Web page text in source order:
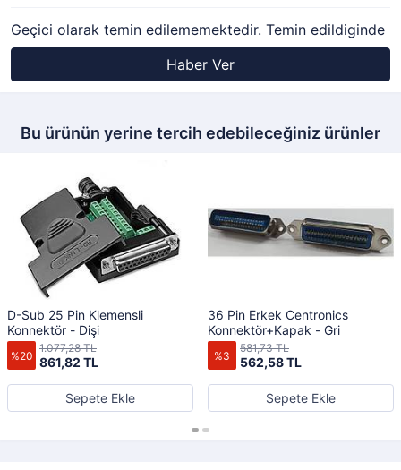
Geçici olarak temin edilememektedir. Temin edildiginde
Haber Ver
Bu ürünün yerine tercih edebileceğiniz ürünler
D-Sub 25 Pin Klemensli
Konnektör - Dişi
%20 861,82 TL
1.077,28 TL
Sepete Ekle
36 Pin Erkek Centronics
Konnektör+Kapak - Gri
%3 562,58 TL
581,73 TL
Sepete Ekle